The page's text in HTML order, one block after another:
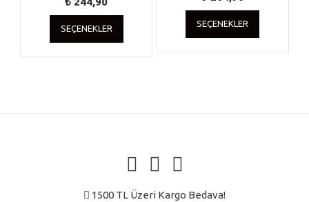
SEÇENEKLER
Bu
birden
fazla
SEÇENEKLER
Bu
birden
fazla
1500 TL Üzeri Kargo Bedava!